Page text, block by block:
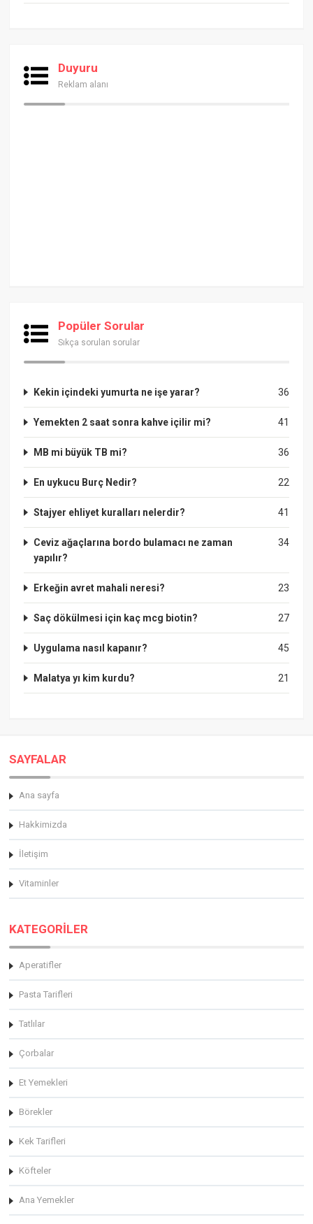
Duyuru
Reklam alanı
Popüler Sorular
Sıkça sorulan sorular
36
Kekin içindeki yumurta ne işe yarar?
41
Yemekten 2 saat sonra kahve içilir mi?
36
MB mi büyük TB mi?
22
En uykucu Burç Nedir?
41
Stajyer ehliyet kuralları nelerdir?
34
Ceviz ağaçlarına bordo bulamacı ne zaman
yapılır?
23
Erkeğin avret mahali neresi?
27
Saç dökülmesi için kaç mcg biotin?
45
Uygulama nasıl kapanır?
21
Malatya yı kim kurdu?
SAYFALAR
Ana sayfa
Hakkimizda
İletişim
Vitaminler
KATEGORİLER
Aperatifler
Pasta Tarifleri
Tatlılar
Çorbalar
Et Yemekleri
Börekler
Kek Tarifleri
Köfteler
Ana Yemekler